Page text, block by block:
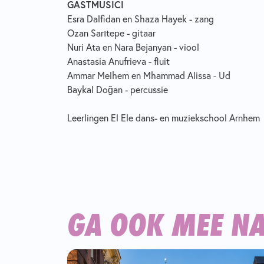
GASTMUSICI
Esra Dalfidan en Shaza Hayek - zang
Ozan Sarıtepe - gitaar
Nuri Ata en Nara Bejanyan - viool
Anastasia Anufrieva - fluit
Ammar Melhem en Mhammad Alissa - Ud
Baykal Doğan - percussie
Leerlingen El Ele dans- en muziekschool Arnhem
GA OOK MEE